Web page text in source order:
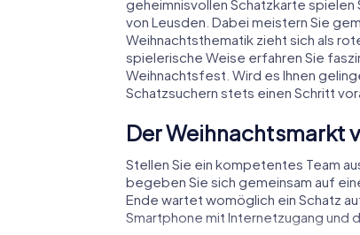
geheimnisvollen Schatzkarte spielen
von Leusden. Dabei meistern Sie
Weihnachtsthematik zieht sich als
spielerische Weise erfahren Sie
Weihnachtsfest. Wird es Ihnen
Schatzsuchern stets einen Schritt
Der Weihnachtsmarkt
Stellen Sie ein kompetentes Team
begeben Sie sich gemeinsam auf
Ende wartet womöglich ein Schatz
Smartphone mit Internetzugang und